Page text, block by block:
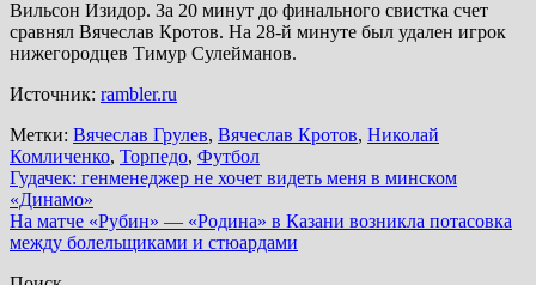
Вильсон Изидор. За 20 минут до финального свистка счет
сравнял Вячеслав Кротов. На 28-й минуте был удален игрок
нижегородцев Тимур Сулейманов.
Источник: rambler.ru
Метки: Вячеслав Грулев, Вячеслав Кротов, Николай
Комличенко, Торпедо, Футбол
Навигация
по
записям
Гудачек: генменеджер не хочет видеть меня в минском
«Динамо»
На матче «Рубин» — «Родина» в Казани возникла потасовка
между болельщиками и стюардами